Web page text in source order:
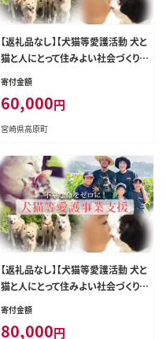
【返礼品なし】【犬猫等愛護活動 犬と
猫と人にとって住みよい社会づくりを
応援】宮崎県 高原町 特定非営利活
動法人 咲桃虎(さくもんと) TF3020-
P00056
寄付金額
60,000円
宮崎県高原町
【返礼品なし】【犬猫等愛護活動 犬と
猫と人にとって住みよい社会づくりを
応援】宮崎県 高原町 特定非営利活
P00056
寄付金額
80,000円